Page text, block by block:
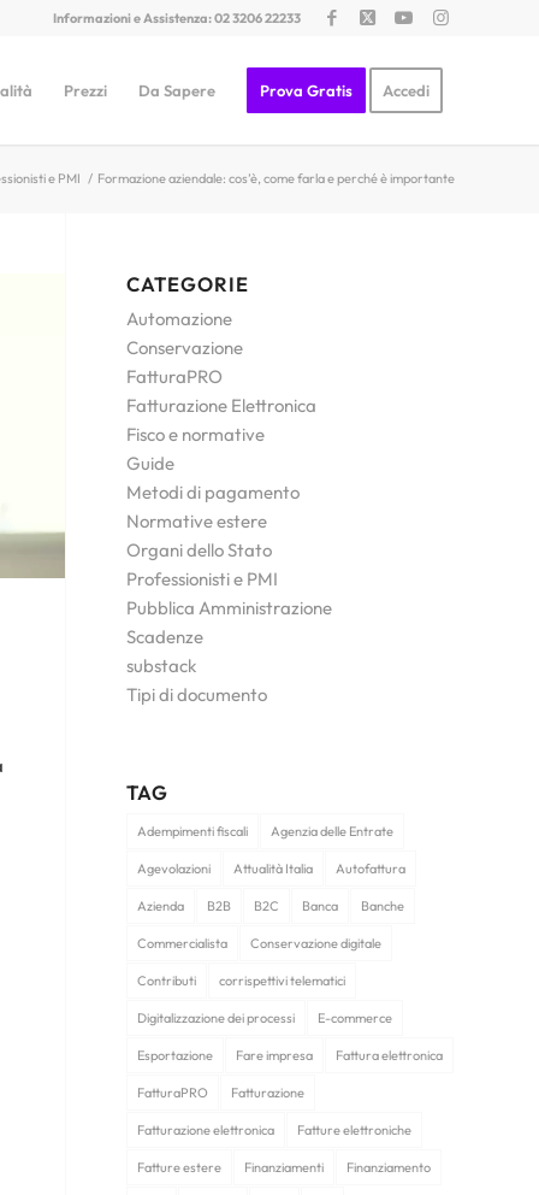
Informazioni e Assistenza: 02 3206 22233
Prezzi Da Sapere Prova Gratis Accedi
e PMI / Formazione aziendale: cos’è, come farla e perché è importante
CATEGORIE
Automazione
Conservazione
FatturaPRO
Fatturazione Elettronica
Fisco e normative
Guide
Metodi di pagamento
Normative estere
Organi dello Stato
Professionisti e PMI
Pubblica Amministrazione
Scadenze
substack
Tipi di documento
TAG
Adempimenti fiscali Agenzia delle Entrate
Agevolazioni Attualità Italia Autofattura
Azienda B2B B2C Banca Banche
Commercialista Conservazione digitale
Contributi corrispettivi telematici
Digitalizzazione dei processi E-commerce
Esportazione Fare impresa Fattura elettronica
FatturaPRO Fatturazione
Fatturazione elettronica Fatture elettroniche
Fatture estere Finanziamenti Finanziamento